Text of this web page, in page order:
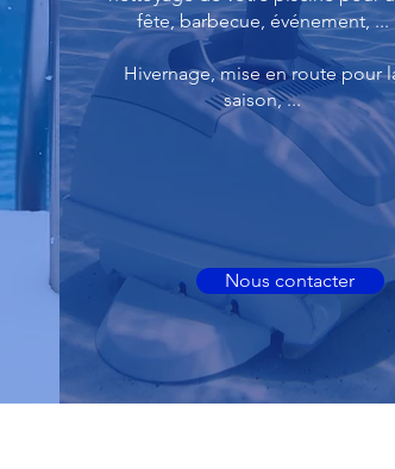
fête, barbecue, événement, ...
Hivernage, mise en route pour
saison, ...
Nous contacter